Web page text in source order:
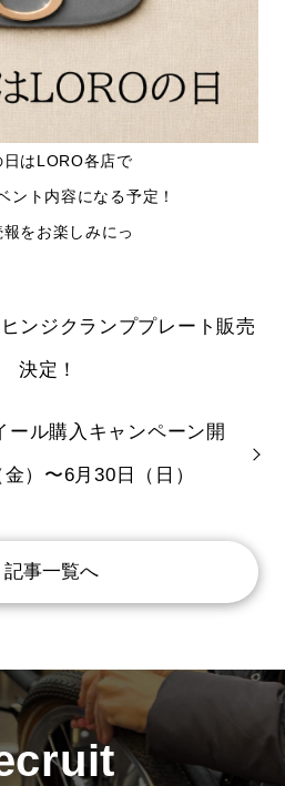
はLORO各店で
ント内容になる予定！
をお楽しみにっ
ンジクランププレート販売
決定！
ール購入キャンペーン開
）〜6月30日（日）
記事一覧へ